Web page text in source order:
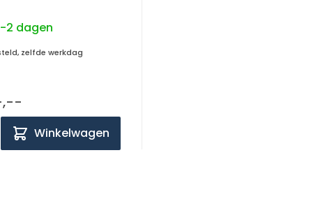
2 dagen
zelfde werkdag
,--
Winkelwagen